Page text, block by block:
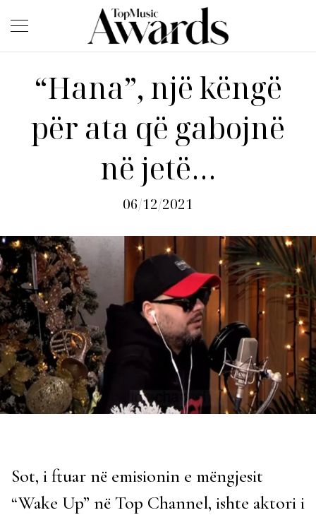
“Hana”, një këngë
për ata që gabojnë
në jetë…
06/12/2021
Sot, i ftuar në emisionin e mëngjesit
“Wake Up” në Top Channel, ishte aktori i